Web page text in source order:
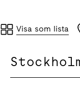
Visa som lista